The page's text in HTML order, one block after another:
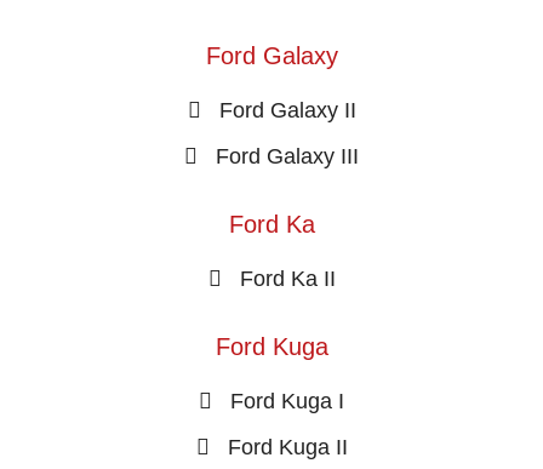
Ford Galaxy
Ford Galaxy II
Ford Galaxy III
Ford Ka
Ford Ka II
Ford Kuga
Ford Kuga I
Ford Kuga II